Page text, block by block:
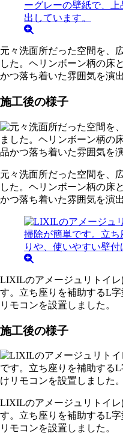
元々洗面所だった空間を、
した。ヘリンボーン柄の床
かつ落ち着いた雰囲気を演
施工後の様子
元々洗面所だった空間を、
した。ヘリンボーン柄の床
かつ落ち着いた雰囲気を演
LIXILのアメージュリトイ
す。立ち座りを補助するL
リモコンを設置しました。
施工後の様子
LIXILのアメージュリトイ
す。立ち座りを補助するL
リモコンを設置しました。